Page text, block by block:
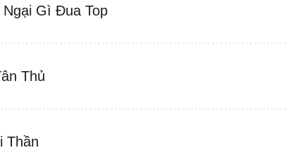
Gì Đua Top
Thủ
Thần